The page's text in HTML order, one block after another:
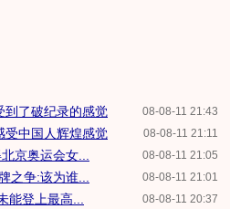
08-08-11 21:43
到了破纪录的感觉
08-08-11 21:11
受中国人辉煌感觉
08-08-11 21:05
京奥运会女...
08-08-11 21:01
之争:该为谁...
08-08-11 20:37
能登上最高...